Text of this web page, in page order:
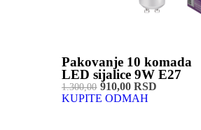
Pakovanje 10 komada
LED sijalice 9W E27
1.300,00910,00 RSD
KUPITE ODMAH